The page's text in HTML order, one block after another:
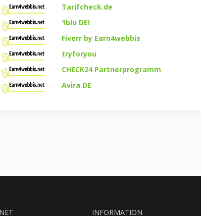
Tarifcheck.de
1blu DE!
Fiverr by Earn4webbis
tryforyou
CHECK24 Partnerprogramm
Avira DE
INFORMATION